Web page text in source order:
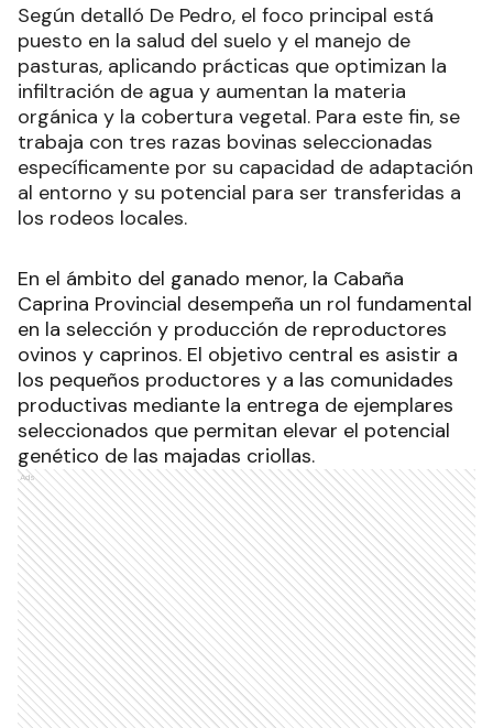
Según detalló De Pedro, el foco principal está
puesto en la salud del suelo y el manejo de
pasturas, aplicando prácticas que optimizan la
infiltración de agua y aumentan la materia
orgánica y la cobertura vegetal. Para este fin, se
trabaja con tres razas bovinas seleccionadas
específicamente por su capacidad de adaptación
al entorno y su potencial para ser transferidas a
los rodeos locales.
En el ámbito del ganado menor, la Cabaña
Caprina Provincial desempeña un rol fundamental
en la selección y producción de reproductores
ovinos y caprinos. El objetivo central es asistir a
los pequeños productores y a las comunidades
productivas mediante la entrega de ejemplares
seleccionados que permitan elevar el potencial
genético de las majadas criollas.
Ads